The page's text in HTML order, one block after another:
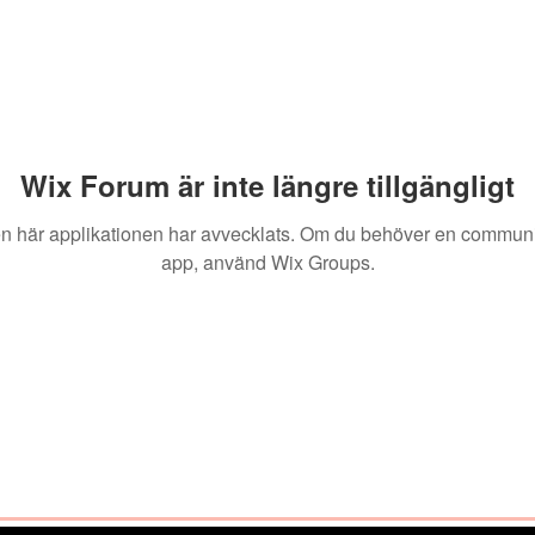
Wix Forum är inte längre tillgängligt
här applikationen har avvecklats. Om du behöver en
app, använd Wix Groups.